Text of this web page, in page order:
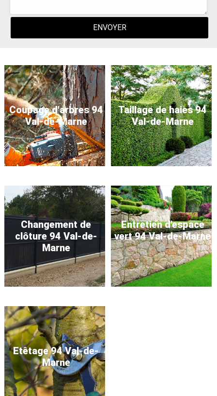
Coupage d'arbres 94
Val-de-Marne
Taillage de haies 94
Val-de-Marne
Changement de
clôture 94 Val-de-
Marne
Entretien d'espace
vert 94 Val-de-Marne
Etêtage 94 Val-de-
Marne